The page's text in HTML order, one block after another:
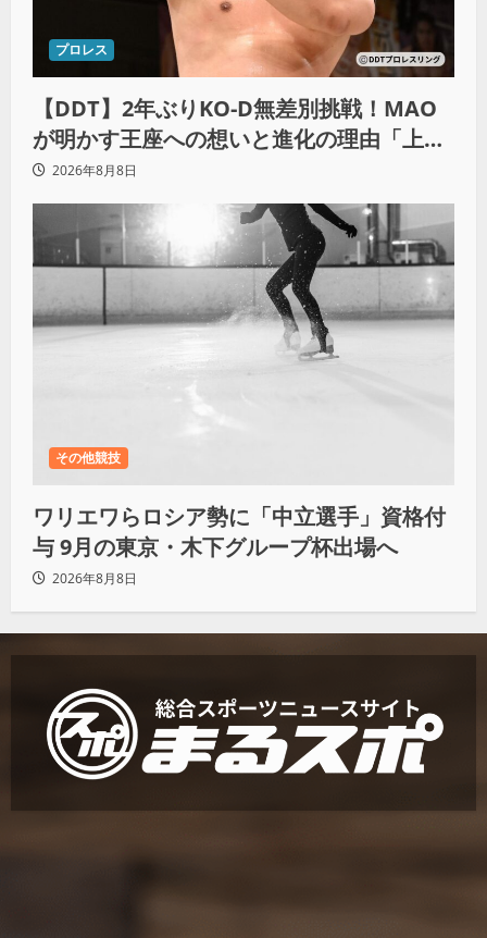
プロレス
【DDT】2年ぶりKO-D無差別挑戦！MAO
が明かす王座への想いと進化の理由「上野
勇希に勝ちたい」
2026年8月8日
その他競技
ワリエワらロシア勢に「中立選手」資格付
与 9月の東京・木下グループ杯出場へ
2026年8月8日